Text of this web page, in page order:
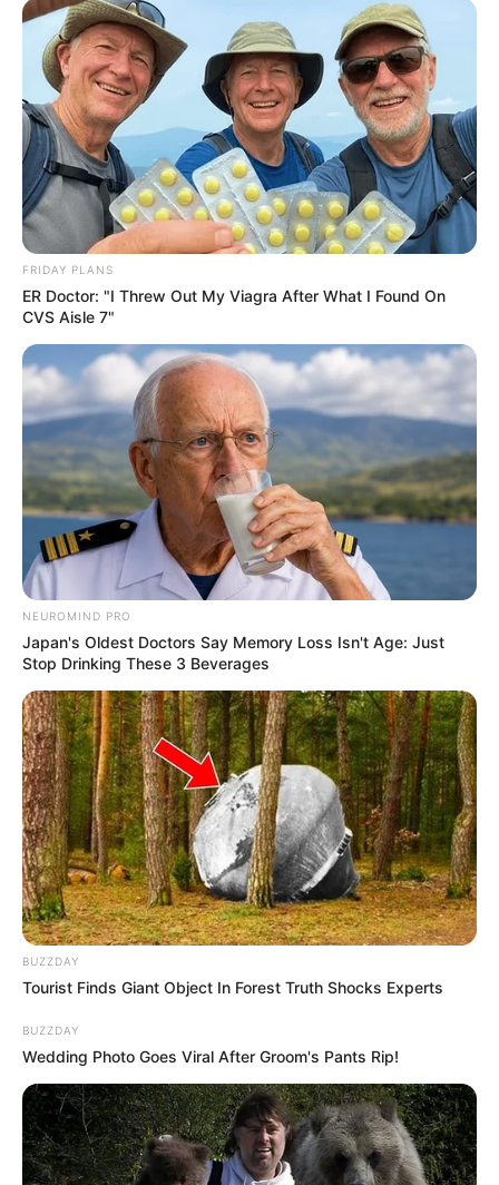
FRIDAY PLANS
ER Doctor: "I Threw Out My Viagra After What I Found On
CVS Aisle 7"
NEUROMIND PRO
Japan's Oldest Doctors Say Memory Loss Isn't Age: Just
Stop Drinking These 3 Beverages
BUZZDAY
Tourist Finds Giant Object In Forest Truth Shocks Experts
BUZZDAY
Wedding Photo Goes Viral After Groom's Pants Rip!